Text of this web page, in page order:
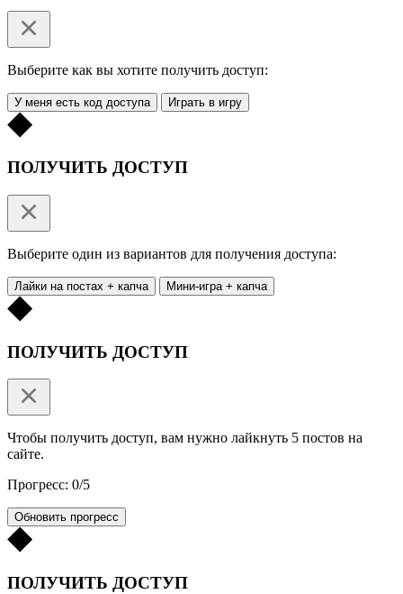
Выберите как вы хотите получить доступ:
У меня есть код доступа Играть в игру
ПОЛУЧИТЬ ДОСТУП
Выберите один из вариантов для получения доступа:
Лайки на постах + капча Мини-игра + капча
ПОЛУЧИТЬ ДОСТУП
Чтобы получить доступ, вам нужно лайкнуть 5 постов на
сайте.
Прогресс: 0/5
Обновить прогресс
ПОЛУЧИТЬ ДОСТУП